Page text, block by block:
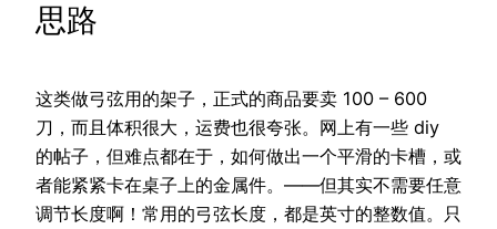
思路
这类做弓弦用的架子，正式的商品要卖 100 – 600
刀，而且体积很大，运费也很夸张。网上有一些 diy
的帖子，但难点都在于，如何做出一个平滑的卡槽，或
者能紧紧卡在桌子上的金属件。——但其实不需要任意
调节长度啊！常用的弓弦长度，都是英寸的整数值。只